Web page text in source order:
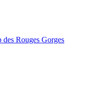
des Rouges Gorges